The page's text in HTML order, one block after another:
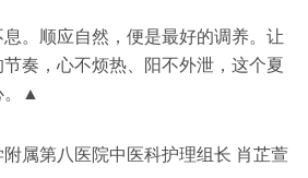
。顺应自然，便是最好的调养。让
奏，心不烦热、阳不外泄，这个夏
。▲
属第八医院中医科护理组长 肖芷萱